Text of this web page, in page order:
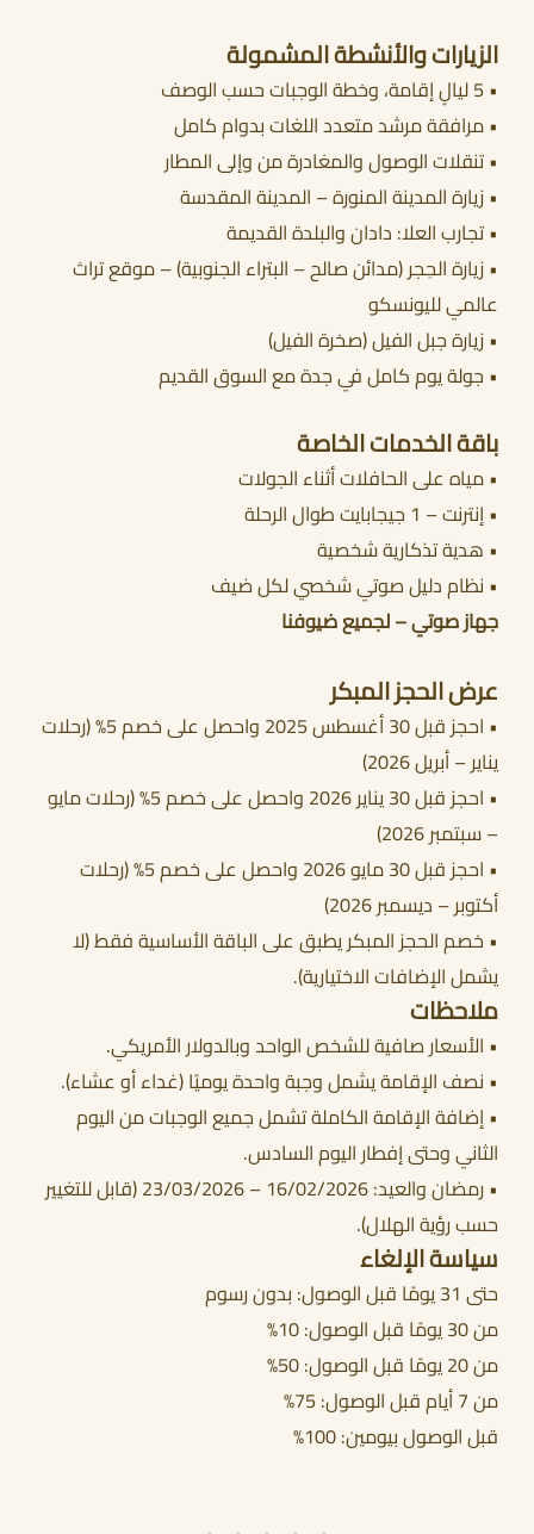
الزيارات والأنشطة المشمولة
• 5 ليالٍ إقامة، وخطة الوجبات حسب الوصف
• مرافقة مرشد متعدد اللغات بدوام كامل
• تنقلات الوصول والمغادرة من وإلى المطار
• زيارة المدينة المنورة – المدينة المقدسة
• تجارب العلا: دادان والبلدة القديمة
• زيارة الحِجر (مدائن صالح – البتراء الجنوبية) – موقع تراث
عالمي لليونسكو
• زيارة جبل الفيل (صخرة الفيل)
• جولة يوم كامل في جدة مع السوق القديم
باقة الخدمات الخاصة
• مياه على الحافلات أثناء الجولات
• إنترنت – 1 جيجابايت طوال الرحلة
• هدية تذكارية شخصية
• نظام دليل صوتي شخصي لكل ضيف
جهاز صوتي – لجميع ضيوفنا
عرض الحجز المبكر
• احجز قبل 30 أغسطس 2025 واحصل على خصم 5% (رحلات
يناير – أبريل 2026)
• احجز قبل 30 يناير 2026 واحصل على خصم 5% (رحلات مايو
– سبتمبر 2026)
• احجز قبل 30 مايو 2026 واحصل على خصم 5% (رحلات
أكتوبر – ديسمبر 2026)
• خصم الحجز المبكر يطبق على الباقة الأساسية فقط (لا
يشمل الإضافات الاختيارية).
ملاحظات
• الأسعار صافية للشخص الواحد وبالدولار الأمريكي.
• نصف الإقامة يشمل وجبة واحدة يوميًا (غداء أو عشاء).
• إضافة الإقامة الكاملة تشمل جميع الوجبات من اليوم
الثاني وحتى إفطار اليوم السادس.
• رمضان والعيد: 16/02/2026 – 23/03/2026 (قابل للتغيير
حسب رؤية الهلال).
سياسة الإلغاء
حتى 31 يومًا قبل الوصول: بدون رسوم
من 30 يومًا قبل الوصول: 10%
من 20 يومًا قبل الوصول: 50%
من 7 أيام قبل الوصول: 75%
قبل الوصول بيومين: 100%